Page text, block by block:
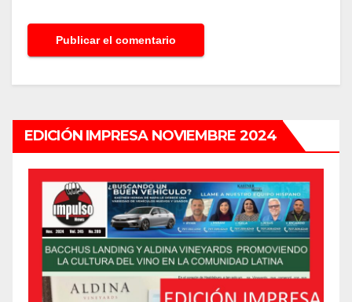
EDICIÓN IMPRESA NOVIEMBRE 2024